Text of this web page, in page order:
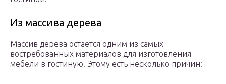
Из массива дерева
Массив дерева остается одним из самых
востребованных материалов для изготовления
мебели в гостиную. Этому есть несколько причин: